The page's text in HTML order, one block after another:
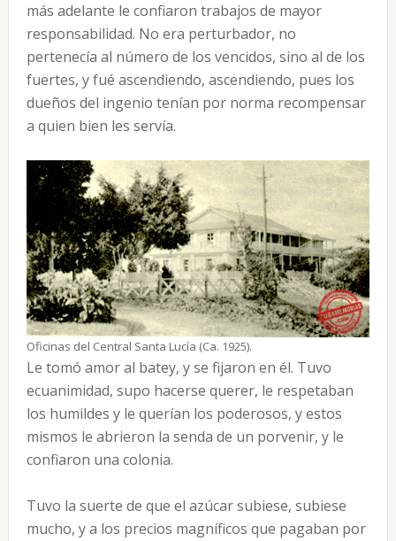
más adelante le confiaron trabajos de mayor
responsabilidad. No era perturbador, no
pertenecía al número de los vencidos, sino al de los
fuertes, y fué ascendiendo, ascendiendo, pues los
dueños del ingenio tenían por norma recompensar
a quien bien les servía.
Oficinas del Central Santa Lucía (Ca. 1925).
Le tomó amor al batey, y se fijaron en él. Tuvo
ecuanimidad, supo hacerse querer, le respetaban
los humildes y le querían los poderosos, y estos
mismos le abrieron la senda de un porvenir, y le
confiaron una colonia.
Tuvo la suerte de que el azúcar subiese, subiese
mucho, y a los precios magníficos que pagaban por